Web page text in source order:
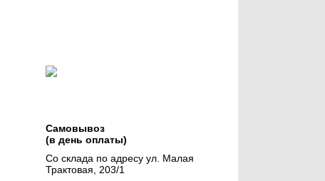
Самовывоз
(в день оплаты)
Со склада по адресу ул. Малая
Трактовая, 203/1